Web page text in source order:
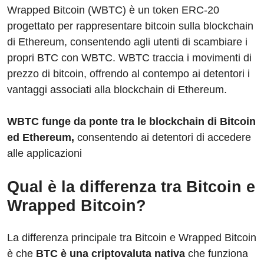
Wrapped Bitcoin (WBTC) è un token ERC-20
progettato per rappresentare bitcoin sulla blockchain
di Ethereum, consentendo agli utenti di scambiare i
propri BTC con WBTC. WBTC traccia i movimenti di
prezzo di bitcoin, offrendo al contempo ai detentori i
vantaggi associati alla blockchain di Ethereum.
WBTC funge da ponte tra le blockchain di Bitcoin
ed Ethereum, consentendo ai detentori di accedere
alle applicazioni
Qual è la differenza tra Bitcoin e
Wrapped Bitcoin?
La differenza principale tra Bitcoin e Wrapped Bitcoin
è che BTC è una criptovaluta nativa che funziona